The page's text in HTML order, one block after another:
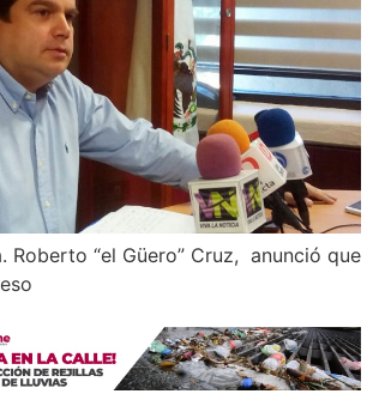
Roberto “el Güero” Cruz, anunció que